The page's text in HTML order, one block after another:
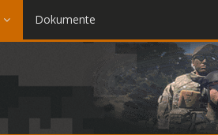
Dokumente